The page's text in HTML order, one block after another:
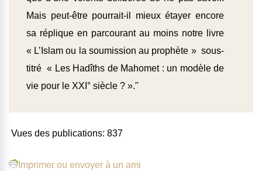
Mais peut-être pourrait-il mieux étayer encore
sa réplique en parcourant au moins notre livre
« L’Islam ou la soumission au prophète » sous-
titré « Les Hadîths de Mahomet : un modèle de
vie pour le XXI° siècle ? »."
Vues des publications: 837
Imprimer ou envoyer à un ami